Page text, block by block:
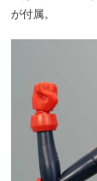
が付属。